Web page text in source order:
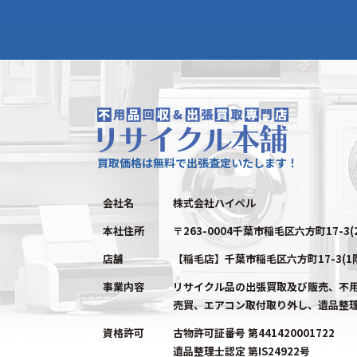
買取価格は無料で出張査定いたします！
会社名
株式会社ハイペル
本社住所
〒263-0004千葉市稲毛区六方町17-
店舗
【稲毛店】千葉市稲毛区六方町17-3(1
事業内容
リサイクル品の出張買取及び販売、不
売買、エアコン取付取り外し、遺品整
資格許可
古物許可証番号 第441420001722
遺品整理士認定 第IS24922号